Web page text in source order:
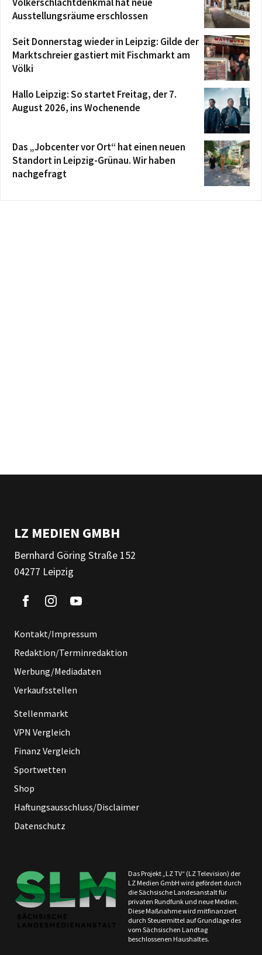
Ausstellungsräume erschlossen
Seit Donnerstag wieder in Leipzig: Gilde der
Marktschreier gastiert mit Fischmarkt am
Völki
Hallo Leipzig: So startet Freitag, der 7.
August 2026, ins Wochenende
Das „Jobcenter vor Ort“ hat einen neuen
Standort in Leipzig-Grünau. Wir haben
nachgefragt
LZ MEDIEN GMBH
Bernhard Göring Straße 152
04277 Leipzig
Kontakt/Impressum
Redaktion/Terminredaktion
Werbung/Mediadaten
Verkaufsstellen
Stellenmarkt
VPN Vergleich
Finanz Vergleich
Sportwetten
Shop
Haftungsausschluss/Disclaimer
Datenschutz
Das Projekt „LZ TV“ (LZ Television) der
LZ Medien GmbH wird gefördert durch
die Sächsische Landesanstalt für
privaten Rundfunk und neue Medien.
Diese Maßnahme wird mitfinanziert
durch Steuermittel auf Grundlage des
vom Sächsischen Landtag
beschlossenen Haushaltes.